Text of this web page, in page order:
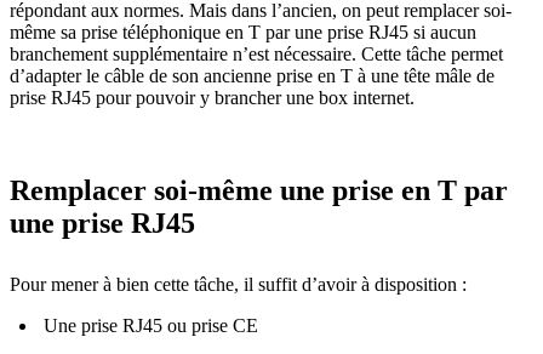
répondant aux normes. Mais dans l’ancien, on peut remplacer soi-
même sa prise téléphonique en T par une prise RJ45 si aucun
branchement supplémentaire n’est nécessaire. Cette tâche permet
d’adapter le câble de son ancienne prise en T à une tête mâle de
prise RJ45 pour pouvoir y brancher une box internet.
Remplacer soi-même une prise en T par
une prise RJ45
Pour mener à bien cette tâche, il suffit d’avoir à disposition :
Une prise RJ45 ou prise CE